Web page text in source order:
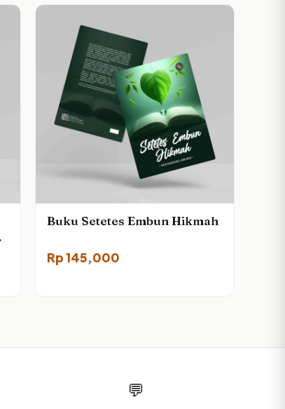
Buku Setetes Embun Hikmah
Rp145,000
💬